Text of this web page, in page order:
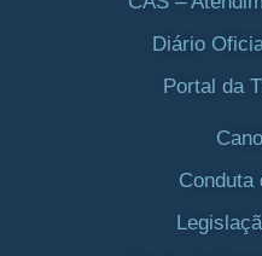
Diário
Portal da
Conduta